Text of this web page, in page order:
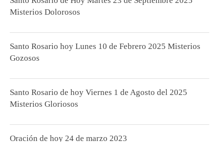
Misterios Dolorosos
Santo Rosario hoy Lunes 10 de Febrero 2025 Misterios
Gozosos
Santo Rosario de hoy Viernes 1 de Agosto del 2025
Misterios Gloriosos
Oración de hoy 24 de marzo 2023